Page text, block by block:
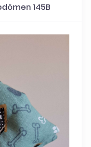
145B